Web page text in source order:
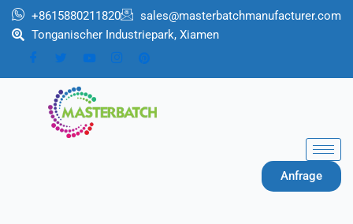
Zum
Inhalt
+8615880211820
sales@masterbatchmanufacturer.com
Tonganischer Industriepark, Xiamen
Anfrage